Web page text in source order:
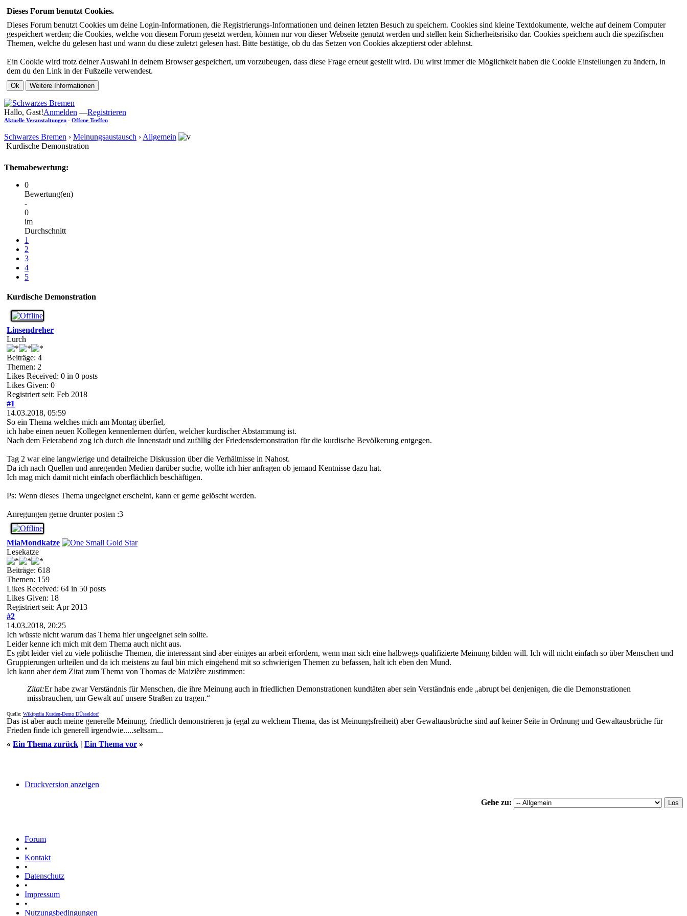
Dieses Forum benutzt Cookies.
Dieses Forum benutzt Cookies um deine Login-Informationen, die Registrierungs-Informationen und deinen letzten Besuch zu speichern. Cookies sind kleine Textdokumente, welche auf deinem Computer
gespeichert werden; die Cookies, welche von diesem Forum gesetzt werden, können nur von dieser Webseite genutzt werden und stellen kein Sicherheitsrisiko dar. Cookies speichern auch die spezifischen
Themen, welche du gelesen hast und wann du diese zuletzt gelesen hast. Bitte bestätige, ob du das Setzen von Cookies akzeptierst oder ablehnst.
Ein Cookie wird trotz deiner Auswahl in deinem Browser gespeichert, um vorzubeugen, dass diese Frage erneut gestellt wird. Du wirst immer die Möglichkeit haben die Cookie Einstellungen zu ändern, in
dem du den Link in der Fußzeile verwendest.
Hallo, Gast!Anmelden —Registrieren
Aktuelle Veranstaltungen - Offene Treffen
Schwarzes Bremen › Meinungsaustausch › Allgemein
Kurdische Demonstration
Themabewertung:
0
Bewertung(en)
-
0
im
Durchschnitt
1
2
3
4
5
Kurdische Demonstration
Linsendreher
Lurch
Beiträge: 4
Themen: 2
Likes Received: 0 in 0 posts
Likes Given: 0
Registriert seit: Feb 2018
#1
14.03.2018, 05:59
So ein Thema welches mich am Montag überfiel,
ich habe einen neuen Kollegen kennenlernen dürfen, welcher kurdischer Abstammung ist.
Nach dem Feierabend zog ich durch die Innenstadt und zufällig der Friedensdemonstration für die kurdische Bevölkerung entgegen.
Tag 2 war eine langwierige und detailreiche Diskussion über die Verhältnisse in Nahost.
Da ich nach Quellen und anregenden Medien darüber suche, wollte ich hier anfragen ob jemand Kentnisse dazu hat.
Ich mag mich damit nicht einfach oberflächlich beschäftigen.
Ps: Wenn dieses Thema ungeeignet erscheint, kann er gerne gelöscht werden.
Anregungen gerne drunter posten :3
MiaMondkatze
Lesekatze
Beiträge: 618
Themen: 159
Likes Received: 64 in 50 posts
Likes Given: 18
Registriert seit: Apr 2013
#2
14.03.2018, 20:25
Ich wüsste nicht warum das Thema hier ungeeignet sein sollte.
Leider kenne ich mich mit dem Thema auch nicht aus.
Es gibt leider viel zu viele politische Themen, die interessant sind aber einiges an arbeit erfordern, wenn man sich eine halbwegs qualifizierte Meinung bilden will. Ich will nicht einfach so über Menschen und
Gruppierungen urlteilen und da ich meistens zu faul bin mich eingehend mit so schwierigen Themen zu befassen, halt ich eben den Mund.
Ich kann aber dem Zitat zum Thema von Thomas de Maizière zustimmen:
Zitat:Er habe zwar Verständnis für Menschen, die ihre Meinung auch in friedlichen Demonstrationen kundtäten aber sein Verständnis ende „abrupt bei denjenigen, die die Demonstrationen
missbrauchen, um Gewalt auf unsere Straßen zu tragen.“
Quelle: Wikipedia Kurden-Demo DÜsseldorf
Das ist aber auch meine generelle Meinung. friedlich demonstrieren ja (egal zu welchem Thema, das ist Meinungsfreiheit) aber Gewaltausbrüche sind auf keiner Seite in Ordnung und Gewaltausbrüche für
Frieden finde ich generell irgendwie.....seltsam...
« Ein Thema zurück | Ein Thema vor »
Druckversion anzeigen
Gehe zu:
Forum
•
Kontakt
•
Datenschutz
•
Impressum
•
Nutzungsbedingungen